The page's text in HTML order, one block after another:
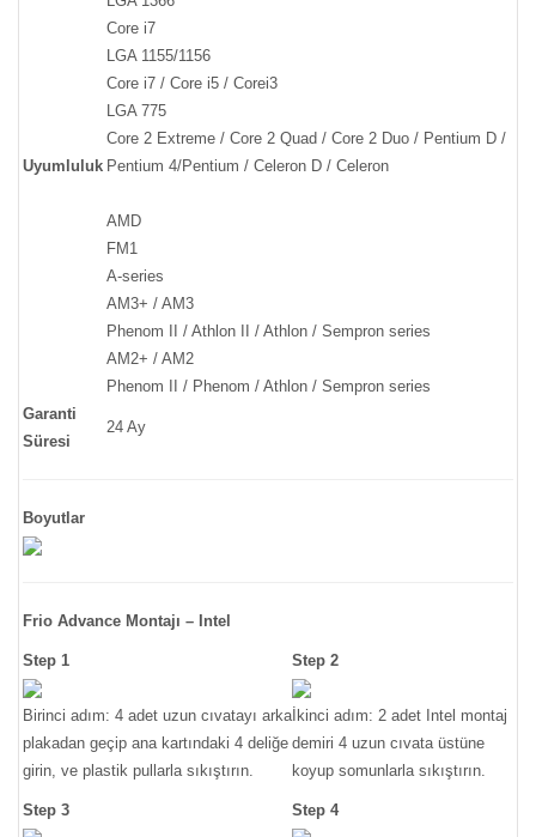
Uyumluluk
Core i7
LGA 1155/1156
Core i7 / Core i5 / Corei3
LGA 775
Core 2 Extreme / Core 2 Quad / Core 2 Duo / Pentium D /
Pentium 4/Pentium / Celeron D / Celeron
AMD
FM1
A-series
AM3+ / AM3
Phenom II / Athlon II / Athlon / Sempron series
AM2+ / AM2
Phenom II / Phenom / Athlon / Sempron series
Garanti
Süresi
24 Ay
Boyutlar
Frio Advance Montajı – Intel
Step 1 Step 2
Birinci adım: 4 adet uzun cıvatayı arka
plakadan geçip ana kartındaki 4 deliğe
girin, ve plastik pullarla sıkıştırın.
İkinci adım: 2 adet Intel montaj
demiri 4 uzun cıvata üstüne
koyup somunlarla sıkıştırın.
Step 3 Step 4